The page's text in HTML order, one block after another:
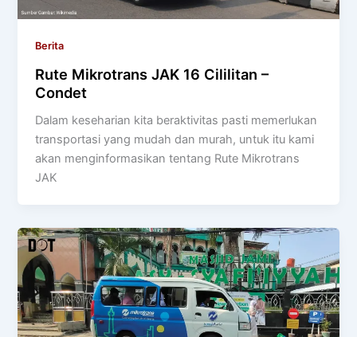
Berita
Rute Mikrotrans JAK 16 Cililitan –
Condet
Dalam keseharian kita beraktivitas pasti memerlukan
transportasi yang mudah dan murah, untuk itu kami
akan menginformasikan tentang Rute Mikrotrans
JAK